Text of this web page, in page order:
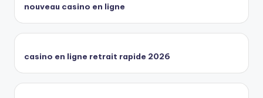
nouveau casino en ligne
casino en ligne retrait rapide 2026